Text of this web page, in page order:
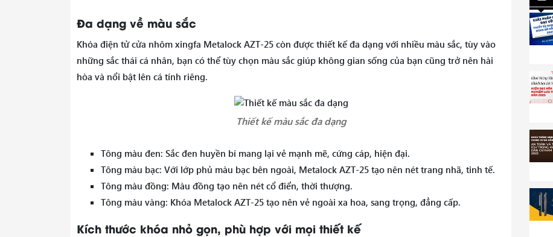
Đa dạng về màu sắc
Khóa điện tử cửa nhôm xingfa Metalock AZT-25 còn được thiết kế đa dạng với nhiều màu sắc, tùy vào
những sắc thái cá nhân, bạn có thể tùy chọn màu sắc giúp không gian sống của bạn cũng trở nên hài
hòa và nổi bật lên cá tính riêng.
Thiết kế màu sắc đa dạng
Tông màu đen: Sắc đen huyền bí mang lại vẻ mạnh mẽ, cứng cáp, hiện đại.
Tông màu bạc: Với lớp phủ màu bạc bên ngoài, Metalock AZT-25 tạo nên nét trang nhã, tinh tế.
Tông màu đồng: Màu đồng tạo nên nét cổ điển, thời thượng.
Tông màu vàng: Khóa Metalock AZT-25 tạo nên vẻ ngoài xa hoa, sang trọng, đẳng cấp.
Kích thước khóa nhỏ gọn, phù hợp với mọi thiết kế